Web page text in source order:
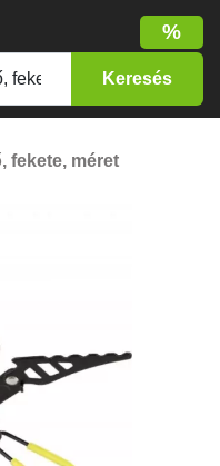
%
fekete, méret